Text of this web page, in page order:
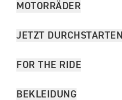
MOTORRÄDER
JETZT DURCHSTARTEN
FOR THE RIDE
BEKLEIDUNG